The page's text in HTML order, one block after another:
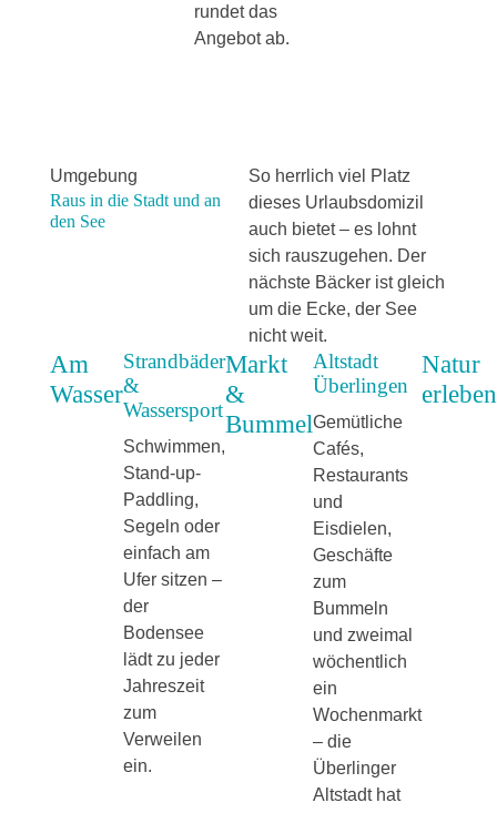
rundet das
Angebot ab.
Umgebung
Raus in die Stadt und an
den See
So herrlich viel Platz
dieses Urlaubsdomizil
auch bietet – es lohnt
sich rauszugehen. Der
nächste Bäcker ist gleich
um die Ecke, der See
nicht weit.
Am
Wasser
Strandbäder
&
Wassersport
Schwimmen,
Stand-up-
Paddling,
Segeln oder
einfach am
Ufer sitzen –
der
Bodensee
lädt zu jeder
Jahreszeit
zum
Verweilen
ein.
Markt
&
Bummel
Altstadt
Überlingen
Gemütliche
Cafés,
Restaurants
und
Eisdielen,
Geschäfte
zum
Bummeln
und zweimal
wöchentlich
ein
Wochenmarkt
– die
Überlinger
Altstadt hat
Natur
erleben